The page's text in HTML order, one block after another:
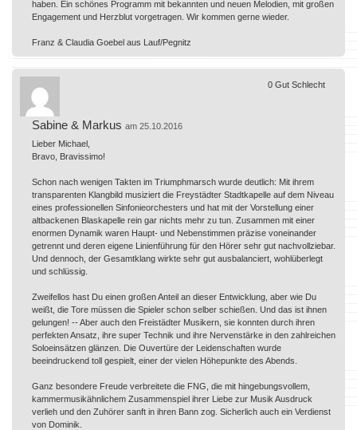
haben. Ein schönes Programm mit bekannten und neuen Melodien, mit großen
Engagement und Herzblut vorgetragen. Wir kommen gerne wieder.
Franz & Claudia Goebel aus Lauf/Pegnitz
Sabine & Markus am 25.10.2016
Lieber Michael,
Bravo, Bravissimo!
Schon nach wenigen Takten im Triumphmarsch wurde deutlich: Mit ihrem
transparenten Klangbild musiziert die Freystädter Stadtkapelle auf dem Niveau
eines professionellen Sinfonieorchesters und hat mit der Vorstellung einer
altbackenen Blaskapelle rein gar nichts mehr zu tun. Zusammen mit einer
enormen Dynamik waren Haupt- und Nebenstimmen präzise voneinander
getrennt und deren eigene Linienführung für den Hörer sehr gut nachvollziebar.
Und dennoch, der Gesamtklang wirkte sehr gut ausbalanciert, wohlüberlegt
und schlüssig.
Zweifellos hast Du einen großen Anteil an dieser Entwicklung, aber wie Du
weißt, die Tore müssen die Spieler schon selber schießen. Und das ist ihnen
gelungen! -- Aber auch den Freistädter Musikern, sie konnten durch ihren
perfekten Ansatz, ihre super Technik und ihre Nervenstärke in den zahlreichen
Soloeinsätzen glänzen. Die Ouvertüre der Leidenschaften wurde
beeindruckend toll gespielt, einer der vielen Höhepunkte des Abends.
Ganz besondere Freude verbreitete die FNG, die mit hingebungsvollem,
kammermusikähnlichem Zusammenspiel ihrer Liebe zur Musik Ausdruck
verlieh und den Zuhörer sanft in ihren Bann zog. Sicherlich auch ein Verdienst
von Dominik.
0 Gut Schlecht